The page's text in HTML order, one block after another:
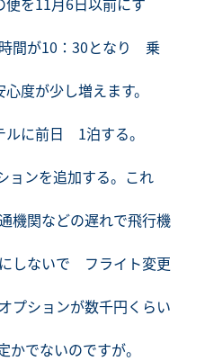
間が10：30となり 乗
度が少し増えます。
ルに前日 1泊する。
ョンを追加する。これ
関などの遅れで飛行機
しないで フライト変更
ションが数千円くらい
でないのですが。